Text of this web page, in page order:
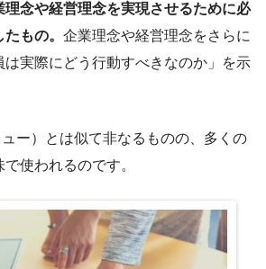
理念や経営理念を実現させるために必
もの。 企業理念や経営理念をさらに
は実際にどう行動すべきなのか」を示
ー）とは似て非なるものの、多くの
使われるのです。